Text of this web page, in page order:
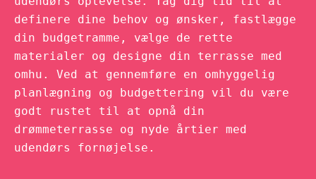
definere dine behov og ønsker, fastlægge
din budgetramme, vælge de rette
materialer og designe din terrasse med
omhu. Ved at gennemføre en omhyggelig
planlægning og budgettering vil du være
godt rustet til at opnå din
drømmeterrasse og nyde årtier med
udendørs fornøjelse.